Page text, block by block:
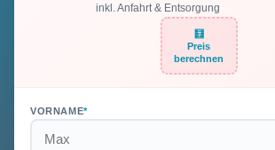
inkl. Anfahrt & Entsorgung
🧮
Preis
berechnen
VORNAME*